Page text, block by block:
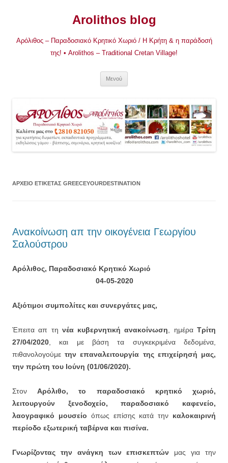
Arolithos blog
Αρόλιθος – Παραδοσιακό Κρητικό Χωριό / Η Κρήτη & η παράδοσή
της! • Arolithos – Traditional Cretan Village!
Μενού
ΑΡΧΕΊΟ ΕΤΙΚΈΤΑΣ GREECEYOURDESTINATION
Ανακοίνωση απ την οικογένεια Γεωργίου
Σαλούστρου
Αρόλιθος, Παραδοσιακό Κρητικό Χωριό
04-05-2020
Αξιότιμοι συμπολίτες και συνεργάτες μας,
Έπειτα απ τη νέα κυβερνητική ανακοίνωση , ημέραΤρίτη
27/04/2020 , και με βάση τα συγκεκριμένα δεδομένα,
πιθανολογούμετην επαναλειτουργία της επιχείρησή μας,
την πρώτη του Ιούνη (01/06/2020).
ΣτονΑρόλιθο, το παραδοσιακό κρητικό χωριό,
λειτουργούν ξενοδοχείο, παραδοσιακό καφενείο,
λαογραφικό μουσείο όπως επίσης κατά την καλοκαιρινή
περίοδο εξωτερική ταβέρνα και πισίνα.
Γνωρίζοντας την ανάγκη των επισκεπτών μας για την